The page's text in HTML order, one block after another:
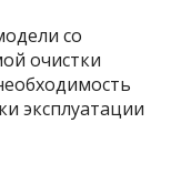
со
очистки
эксплуатации